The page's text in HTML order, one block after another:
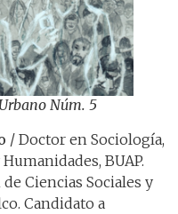
Núm. 5
/ Doctor en Sociología,
BUAP.
Ciencias Sociales y
Candidato a